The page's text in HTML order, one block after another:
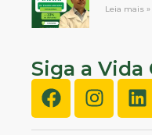
Leia mais »
Siga a Vida